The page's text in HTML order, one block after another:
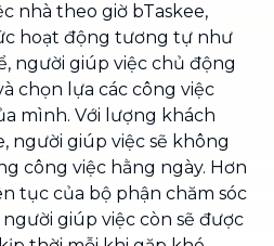
nhà theo giờ bTaskee,
hoạt động tương tự như
người giúp việc chủ động
chọn lựa các công việc
mình. Với lượng khách
người giúp việc sẽ không
công việc hằng ngày. Hơn
tục của bộ phận chăm sóc
giúp việc còn sẽ được